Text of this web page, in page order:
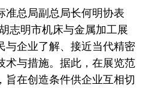
准总局副总局长何明协表
志明市机床与金属加工展
与企业了解、接近当代精密
术与措施。据此，在展览范
旨在创造条件供企业互相切